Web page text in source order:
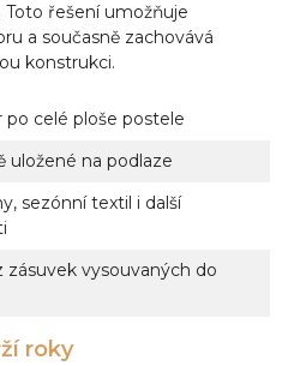
. Toto řešení umožňuje
a současně zachovává
konstrukci.
celé ploše postele
uložené na podlaze
sezónní textil i další
zásuvek vysouvaných do
roky